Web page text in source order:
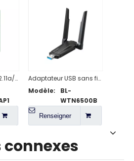
M8922AP1 2T2R 802.11a/b/g/n/ac/ax/be WiFi 7 + module compatible BT5.4
Adaptateur USB sans fil haute vitesse BE6500 WiFi 7
Modèle:
BL-
WTN6500B
Renseigner